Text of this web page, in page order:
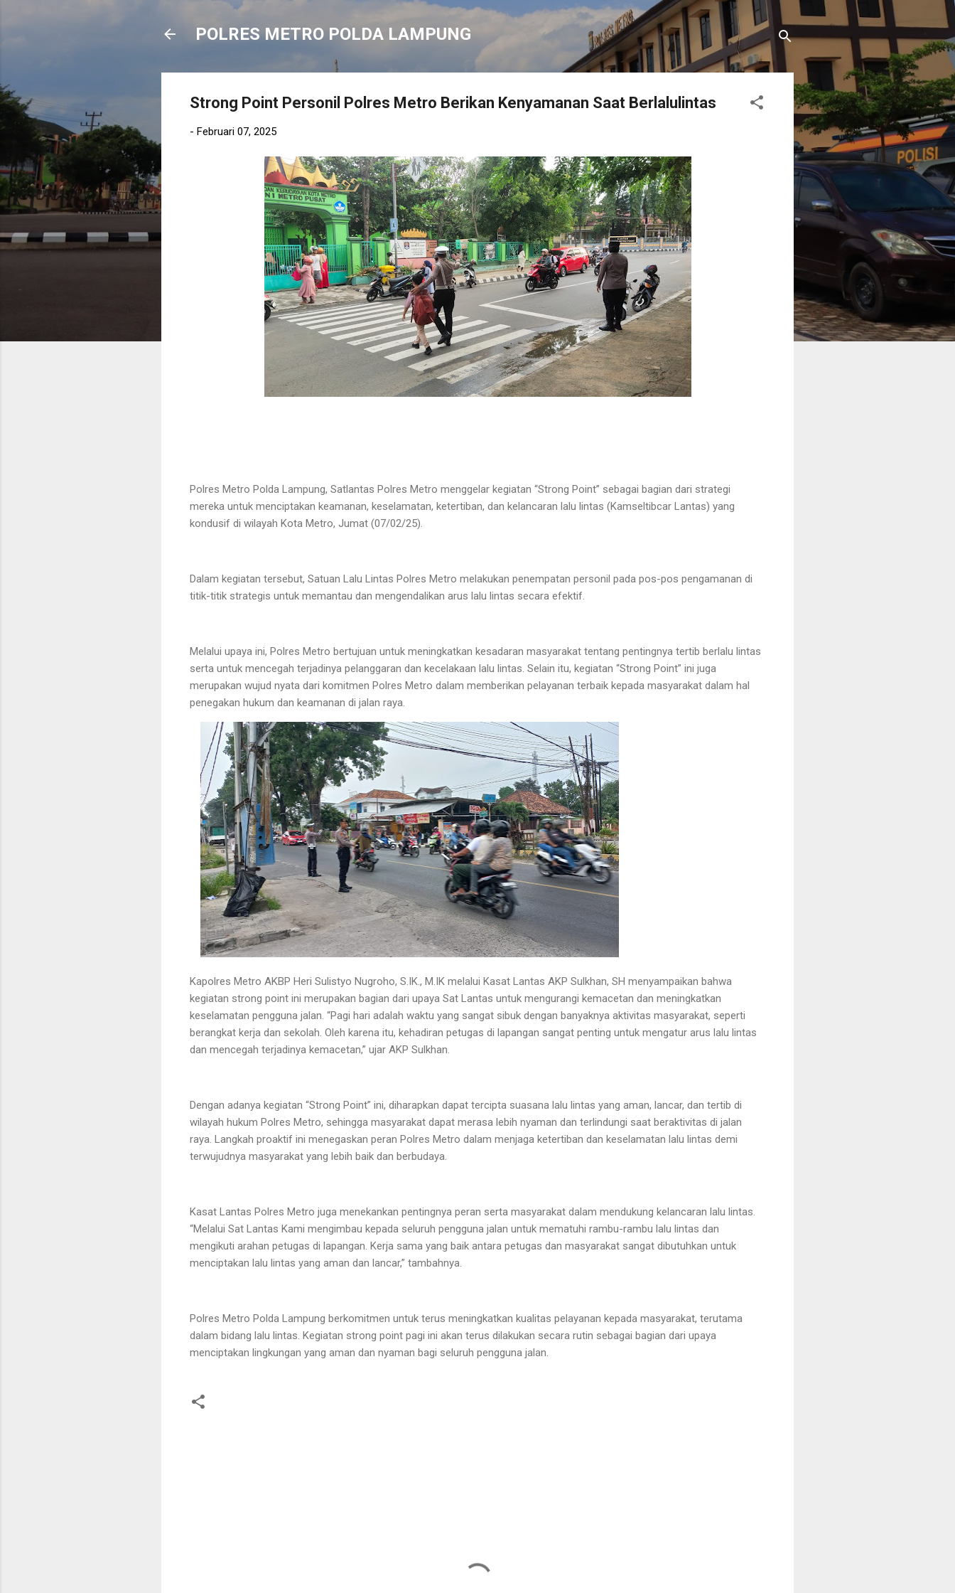
Langsung ke konten utama
POLRES METRO POLDA LAMPUNG
Strong Point Personil Polres Metro Berikan Kenyamanan Saat Berlalulintas
- Februari 07, 2025
Polres Metro Polda Lampung, Satlantas Polres Metro menggelar kegiatan “Strong Point” sebagai bagian dari strategi
mereka untuk menciptakan keamanan, keselamatan, ketertiban, dan kelancaran lalu lintas (Kamseltibcar Lantas) yang
kondusif di wilayah Kota Metro, Jumat (07/02/25).
Dalam kegiatan tersebut, Satuan Lalu Lintas Polres Metro melakukan penempatan personil pada pos-pos pengamanan di
titik-titik strategis untuk memantau dan mengendalikan arus lalu lintas secara efektif.
Melalui upaya ini, Polres Metro bertujuan untuk meningkatkan kesadaran masyarakat tentang pentingnya tertib berlalu lintas
serta untuk mencegah terjadinya pelanggaran dan kecelakaan lalu lintas. Selain itu, kegiatan “Strong Point” ini juga
merupakan wujud nyata dari komitmen Polres Metro dalam memberikan pelayanan terbaik kepada masyarakat dalam hal
penegakan hukum dan keamanan di jalan raya.
Kapolres Metro AKBP Heri Sulistyo Nugroho, S.IK., M.IK melalui Kasat Lantas AKP Sulkhan, SH menyampaikan bahwa
kegiatan strong point ini merupakan bagian dari upaya Sat Lantas untuk mengurangi kemacetan dan meningkatkan
keselamatan pengguna jalan. “Pagi hari adalah waktu yang sangat sibuk dengan banyaknya aktivitas masyarakat, seperti
berangkat kerja dan sekolah. Oleh karena itu, kehadiran petugas di lapangan sangat penting untuk mengatur arus lalu lintas
dan mencegah terjadinya kemacetan,” ujar AKP Sulkhan.
Dengan adanya kegiatan “Strong Point” ini, diharapkan dapat tercipta suasana lalu lintas yang aman, lancar, dan tertib di
wilayah hukum Polres Metro, sehingga masyarakat dapat merasa lebih nyaman dan terlindungi saat beraktivitas di jalan
raya. Langkah proaktif ini menegaskan peran Polres Metro dalam menjaga ketertiban dan keselamatan lalu lintas demi
terwujudnya masyarakat yang lebih baik dan berbudaya.
Kasat Lantas Polres Metro juga menekankan pentingnya peran serta masyarakat dalam mendukung kelancaran lalu lintas.
“Melalui Sat Lantas Kami mengimbau kepada seluruh pengguna jalan untuk mematuhi rambu-rambu lalu lintas dan
mengikuti arahan petugas di lapangan. Kerja sama yang baik antara petugas dan masyarakat sangat dibutuhkan untuk
menciptakan lalu lintas yang aman dan lancar,” tambahnya.
Polres Metro Polda Lampung berkomitmen untuk terus meningkatkan kualitas pelayanan kepada masyarakat, terutama
dalam bidang lalu lintas. Kegiatan strong point pagi ini akan terus dilakukan secara rutin sebagai bagian dari upaya
menciptakan lingkungan yang aman dan nyaman bagi seluruh pengguna jalan.